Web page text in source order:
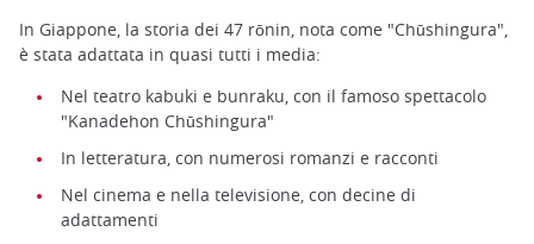
In Giappone, la storia dei 47 rōnin, nota come "Chūshingura",
è stata adattata in quasi tutti i media:
Nel teatro kabuki e bunraku, con il famoso spettacolo
"Kanadehon Chūshingura"
In letteratura, con numerosi romanzi e racconti
Nel cinema e nella televisione, con decine di
adattamenti